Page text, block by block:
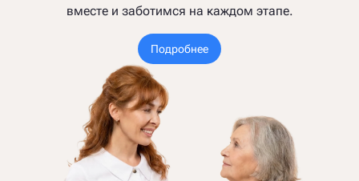
вместе и заботимся на каждом этапе.
Подробнее